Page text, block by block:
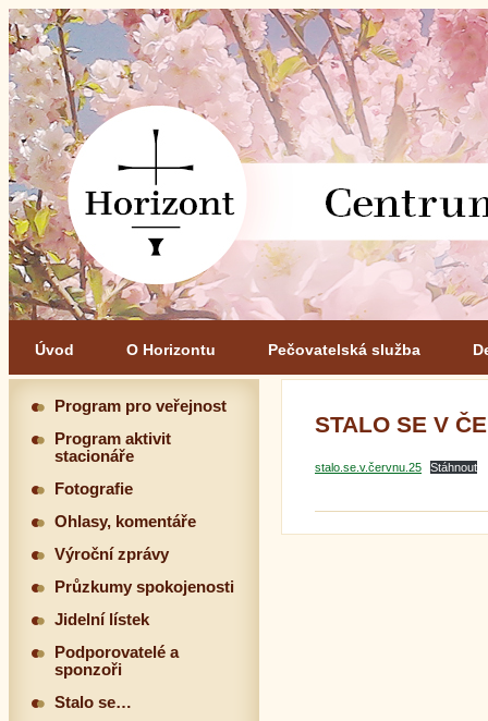
Úvod O Horizontu Pečovatelská služba
STALO SE V
stalo.se.v.červnu.25 Stáhnout
Program pro veřejnost
Program aktivit
stacionáře
Fotografie
Ohlasy, komentáře
Výroční zprávy
Průzkumy spokojenosti
Jidelní lístek
Podporovatelé a
sponzoři
Stalo se…